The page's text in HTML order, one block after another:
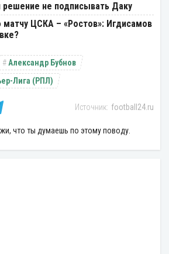
не подписывать Даку
ЦСКА – «Ростов»: Игдисамов
Александр Бубнов
Лига (РПЛ)
football24.ru
что ты думаешь по этому поводу.